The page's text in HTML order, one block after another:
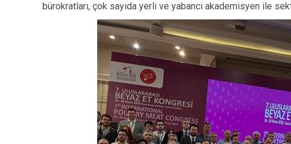
bürokratları, çok sayıda yerli ve yabancı akademisyen ile